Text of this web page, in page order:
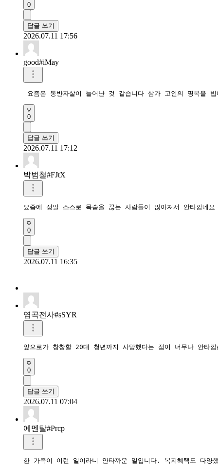
0
답글 쓰기
2026.07.11 17:56
good#iMay
요즘은 동반자살이 늘어난 것 같습니다 삼가 고인의 명복을
0
답글 쓰기
2026.07.11 17:12
박범철#FJtX
요즘에 정말 스스로 목숨을 끊는 사람들이 많아져서 안타깝네요
0
답글 쓰기
2026.07.11 16:35
염곡전사#sSYR
앞으로가 창창할 20대 청년까지 사망했다는 점이 너무나 안타
0
답글 쓰기
2026.07.11 07:04
에멘탈#Prcp
한 가족이 이런 일이라니 안타까운 일입니다. 복지혜택도 다양